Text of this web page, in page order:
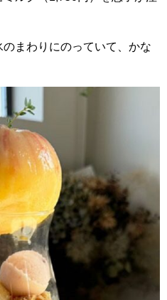
まわりにのっていて、かな